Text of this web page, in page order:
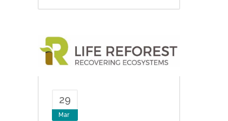
29
Mar